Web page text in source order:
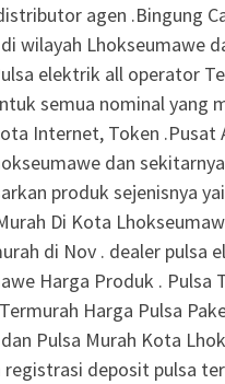
agen .Bingung
wilayah Lhokseumawe
elektrik all operator
semua nominal yang
Internet, Token .Pusat
dan
produk sejenisnya
Di Kota
di Nov . dealer pulsa
Harga Produk . Pulsa
Harga Pulsa
Pulsa Murah Kota
registrasi deposit pulsa